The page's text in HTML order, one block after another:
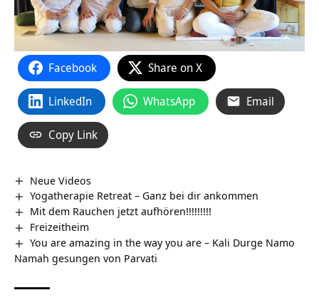
Facebook Share on X
LinkedIn WhatsApp Email
Copy Link
Neue Videos
Yogatherapie Retreat – Ganz bei dir ankommen
Mit dem Rauchen jetzt aufhören!!!!!!!!!
Freizeitheim
You are amazing in the way you are – Kali Durge Namo
Namah gesungen von Parvati